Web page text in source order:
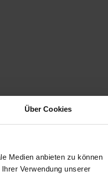
Über Cookies
Medien anbieten zu können
Verwendung unserer